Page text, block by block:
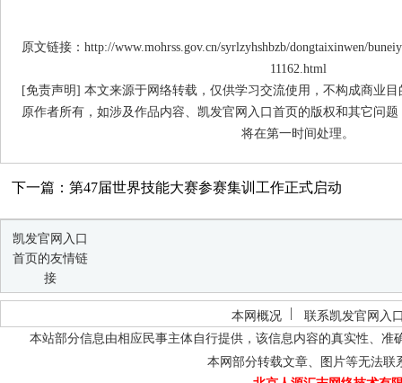
原文链接：http://www.mohrss.gov.cn/syrlzyhshbzb/dongtaixinwen/
11162.html
[免责声明] 本文来源于网络转载，仅供学习交流使用，不构成商业
原作者所有，如涉及作品内容、凯发官网入口首页的版权和其它问
将在第一时间处理。
下一篇：第47届世界技能大赛参赛集训工作正式启动
凯发官网入口
首页的友情链
接
本网概况
联系凯发官网入
本站部分信息由相应民事主体自行提供，该信息内容的真实性、准
本网部分转载文章、图片等无法